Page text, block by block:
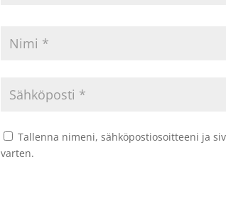
Tallenna nimeni, sähköpostiosoitteeni ja
varten.